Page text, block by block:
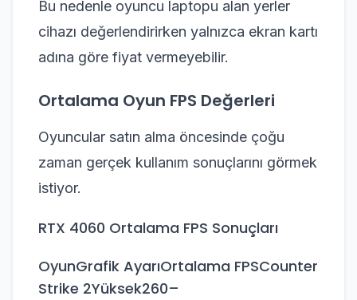
Bu nedenle oyuncu laptopu alan yerler
cihazı değerlendirirken yalnızca ekran kartı
adına göre fiyat vermeyebilir.
Ortalama Oyun FPS Değerleri
Oyuncular satın alma öncesinde çoğu
zaman gerçek kullanım sonuçlarını görmek
istiyor.
RTX 4060 Ortalama FPS Sonuçları
OyunGrafik AyarıOrtalama FPSCounter
Strike 2Yüksek260–